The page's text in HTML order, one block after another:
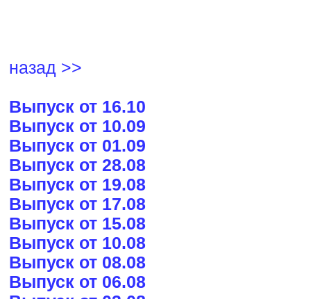
назад >>
Выпуск от 16.10
Выпуск от 10.09
Выпуск от 01.09
Выпуск от 28.08
Выпуск от 19.08
Выпуск от 17.08
Выпуск от 15.08
Выпуск от 10.08
Выпуск от 08.08
Выпуск от 06.08